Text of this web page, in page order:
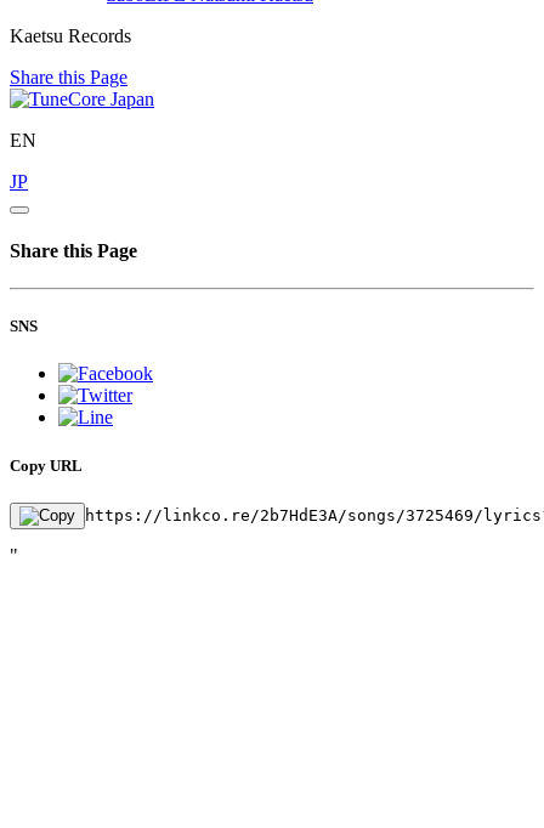
Kaetsu Records
Share this Page
EN
JP
Share this Page
SNS
Copy URL
https://linkco.re/2b7HdE3A/songs/3725469/
"